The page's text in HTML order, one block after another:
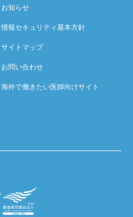
お知らせ
情報セキュリティ基本方針
サイトマップ
お問い合わせ
海外で働きたい医師向けサイト